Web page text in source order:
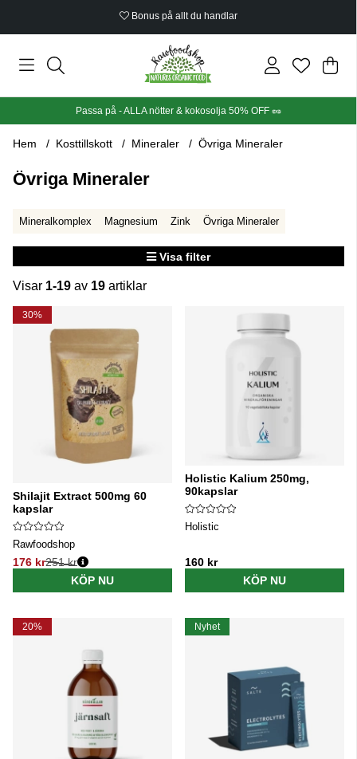
Bonus på allt du handlar
Din
.
Passa på - ALLA nötter & kokosolja 50% OFF 🥜
Hem Kosttillskott Mineraler Övriga Mineraler
Övriga Mineraler
Mineralkomplex Magnesium Zink Övriga Mineraler
Visa filter
Visar 1-19 av 19 artiklar
Produkter
30%
Shilajit Extract 500mg 60
kapslar
Rawfoodshop
176 kr
Ordinarie pris:
251 kr
KÖP NU
Holistic Kalium 250mg,
90kapslar
Holistic
160 kr
KÖP NU
20% Nyhet